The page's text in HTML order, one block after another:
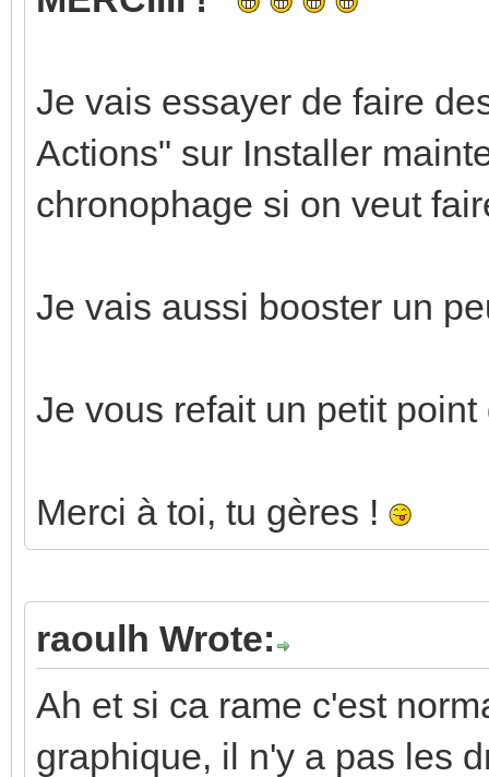
Je vais essayer de faire
Actions" sur Installer
chronophage si on veut
Je vais aussi booster un
Je vous refait un petit
Merci à toi, tu gères !
raoulh Wrote:
Ah et si ca rame c'est
graphique, il n'y a pas les